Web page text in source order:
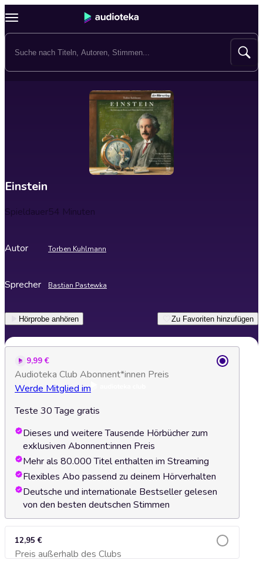
Einstein
Spieldauer54 Minuten
Autor Torben Kuhlmann
Sprecher Bastian Pastewka
Hörprobe anhören Zu Favoriten hinzufügen
9,99 €
Audioteka Club Abonnent*innen Preis
Werde Mitglied im
Teste 30 Tage gratis
Dieses und weitere Tausende Hörbücher zum
exklusiven Abonnent:innen Preis
Mehr als 80.000 Titel enthalten im Streaming
Flexibles Abo passend zu deinem Hörverhalten
Deutsche und internationale Bestseller gelesen
von den besten deutschen Stimmen
12,95 €
Preis außerhalb des ClubsZum Warenkorb hinzufügen